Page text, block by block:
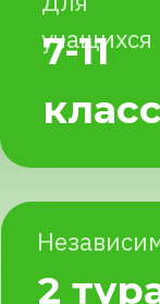
Окончание
4 декабря 2025
об